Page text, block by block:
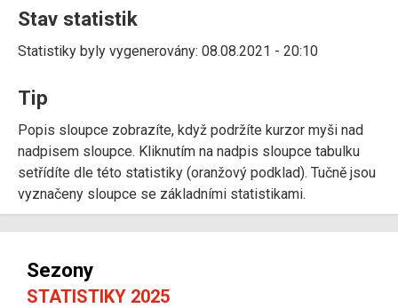
Stav statistik
Statistiky byly vygenerovány: 08.08.2021 - 20:10
Tip
Popis sloupce zobrazíte, když podržíte kurzor myši nad
nadpisem sloupce. Kliknutím na nadpis sloupce tabulku
setřídíte dle této statistiky (oranžový podklad). Tučně jsou
vyznačeny sloupce se základními statistikami.
Sezony
STATISTIKY 2025